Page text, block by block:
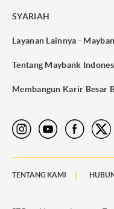
SYARIAH
Layanan Lainnya -
Tentang Maybank
Membangun Karir Besar
TENTANG KAMI